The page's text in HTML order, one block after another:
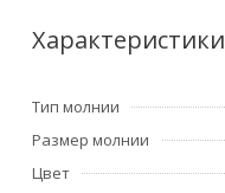
Характеристики
Тип молнии
Размер молнии
Цвет